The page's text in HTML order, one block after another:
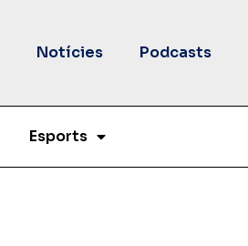
Notícies Podcasts
Esports